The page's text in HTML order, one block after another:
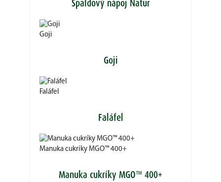
Špaldový nápoj Natur
Goji
Goji
Faláfel
Faláfel
Manuka cukríky MGO™ 400+
Manuka cukríky MGO™ 400+